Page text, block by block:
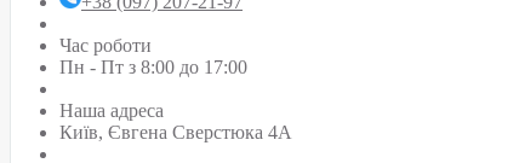
Час роботи
Пн - Пт з 8:00 до 17:00
Наша адреса
Київ, Євгена Сверстюка 4А